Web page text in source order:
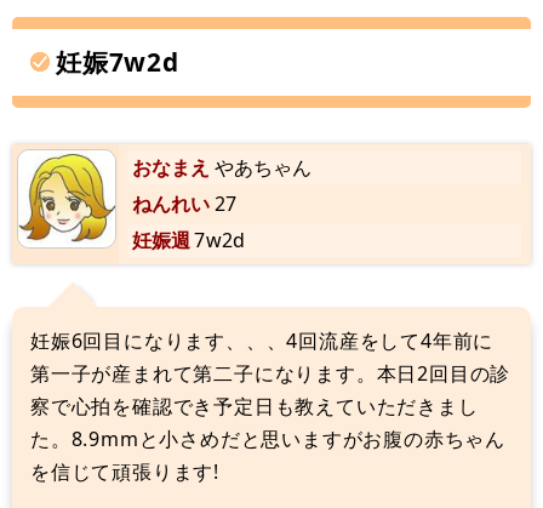
妊娠7w2d
おなまえ やあちゃん
ねんれい27
妊娠週7w2d
妊娠6回目になります、、、4回流産をして4年前に
第一子が産まれて第二子になります。本日2回目の診
察で心拍を確認でき予定日も教えていただきまし
た。8.9mmと小さめだと思いますがお腹の赤ちゃん
を信じて頑張ります!